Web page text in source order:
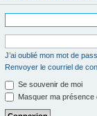
J’ai oublié mon mot de
Renvoyer le courriel de
Se souvenir de moi
Masquer ma présence